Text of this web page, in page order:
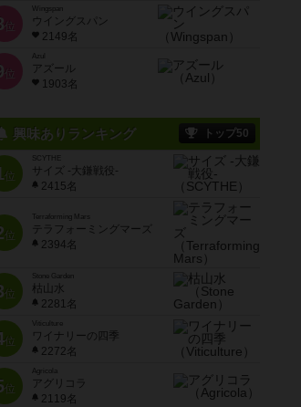
位
Wingspan
ウイングスパン
2149名
位
Azul
アズール
1903名
興味ありランキング トップ50
位
SCYTHE
サイズ -大鎌戦役-
2415名
位
Terraforming Mars
テラフォーミングマーズ
2394名
位
Stone Garden
枯山水
2281名
位
Viticulture
ワイナリーの四季
2272名
位
Agricola
アグリコラ
2119名